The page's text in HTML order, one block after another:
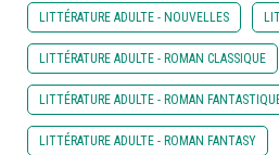
LITTÉRATURE ADULTE - NOUVELLES
LITTÉRATURE ADULTE - ROMAN CLASSIQUE
LITTÉRATURE ADULTE - ROMAN
LITTÉRATURE ADULTE - ROMAN FANTASY